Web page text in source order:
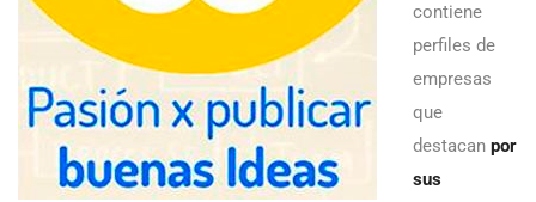
contiene
perfiles de
empresas
que
destacan por
sus